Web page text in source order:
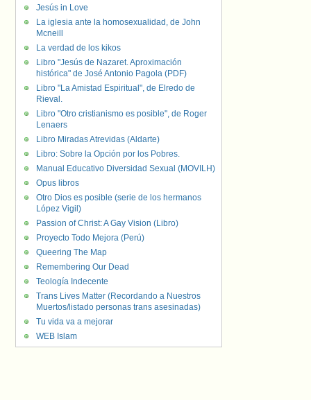
Jesús in Love
La iglesia ante la homosexualidad, de John
Mcneill
La verdad de los kikos
Libro "Jesús de Nazaret. Aproximación
histórica" de José Antonio Pagola (PDF)
Libro "La Amistad Espiritual", de Elredo de
Rieval.
Libro "Otro cristianismo es posible", de Roger
Lenaers
Libro Miradas Atrevidas (Aldarte)
Libro: Sobre la Opción por los Pobres.
Manual Educativo Diversidad Sexual (MOVILH)
Opus libros
Otro Dios es posible (serie de los hermanos
López Vigil)
Passion of Christ: A Gay Vision (Libro)
Proyecto Todo Mejora (Perú)
Queering The Map
Remembering Our Dead
Teología Indecente
Trans Lives Matter (Recordando a Nuestros
Muertos/listado personas trans asesinadas)
Tu vida va a mejorar
WEB Islam